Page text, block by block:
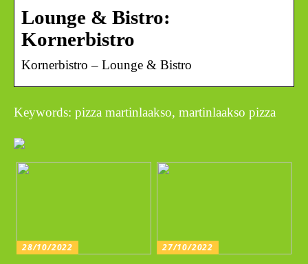
Lounge & Bistro:
Kornerbistro
Kornerbistro – Lounge & Bistro
Keywords: pizza martinlaakso, martinlaakso pizza
28/10/2022 27/10/2022